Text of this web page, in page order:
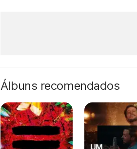
Álbuns recomendados